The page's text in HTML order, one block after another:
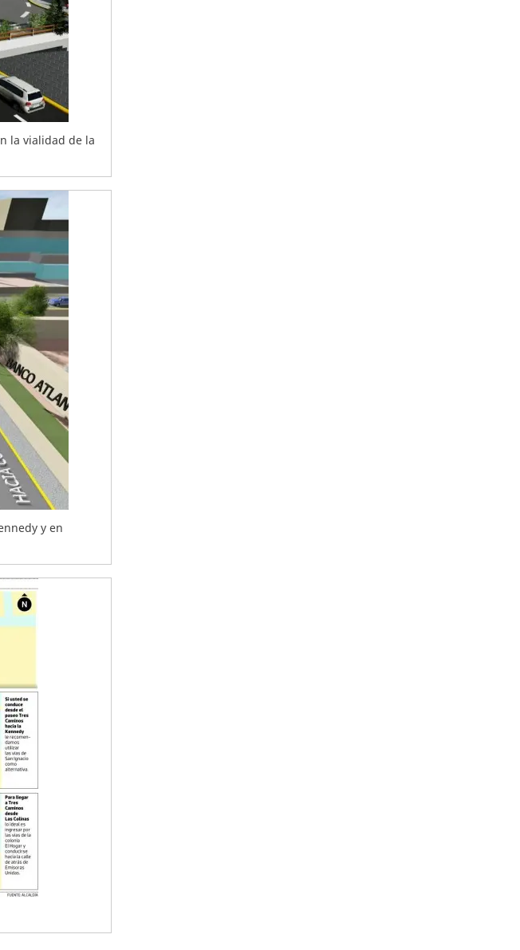
la vialidad de la
y en